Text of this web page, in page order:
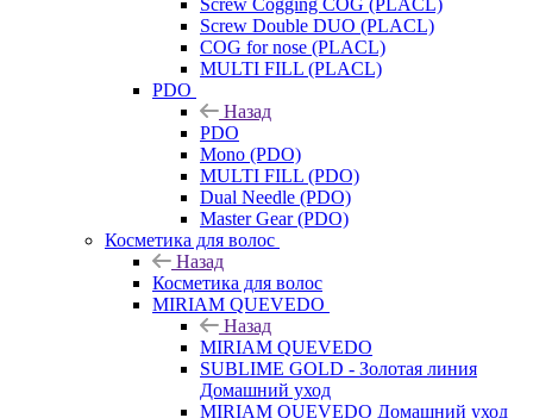
Screw Cogging COG (PLACL)
Screw Double DUO (PLACL)
COG for nose (PLACL)
MULTI FILL (PLACL)
PDO
Назад
PDO
Mono (PDO)
MULTI FILL (PDO)
Dual Needle (PDO)
Master Gear (PDO)
Косметика для волос
Назад
Косметика для волос
MIRIAM QUEVEDO
Назад
MIRIAM QUEVEDO
SUBLIME GOLD - Золотая линия
Домашний уход
MIRIAM QUEVEDO Домашний уход